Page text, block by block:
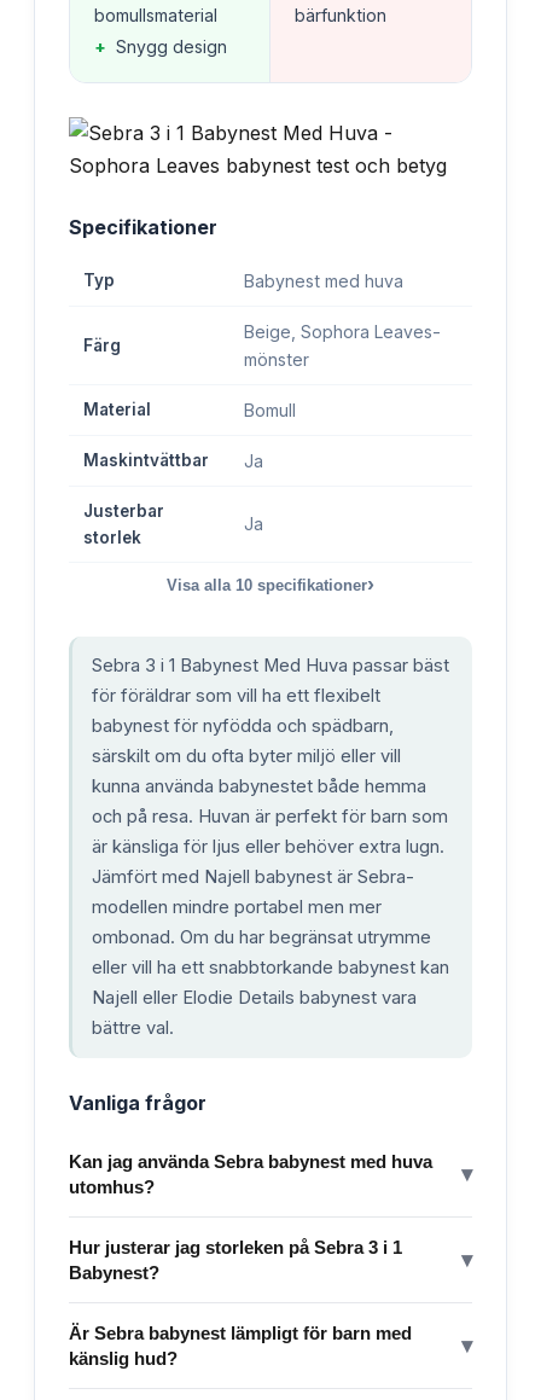
bomullsmaterial
+ Snygg design
bärfunktion
Specifikationer
Typ Babynest med huva
Färg
Beige, Sophora Leaves-
mönster
Material Bomull
Maskintvättbar Ja
Justerbar
storlek
Ja
Visa alla 10 specifikationer›
Sebra 3 i 1 Babynest Med Huva passar bäst
för föräldrar som vill ha ett flexibelt
babynest för nyfödda och spädbarn,
särskilt om du ofta byter miljö eller vill
kunna använda babynestet både hemma
och på resa. Huvan är perfekt för barn som
är känsliga för ljus eller behöver extra lugn.
Jämfört med Najell babynest är Sebra-
modellen mindre portabel men mer
ombonad. Om du har begränsat utrymme
eller vill ha ett snabbtorkande babynest kan
Najell eller Elodie Details babynest vara
bättre val.
Vanliga frågor
Kan jag använda Sebra babynest med huva
utomhus?
▾
Hur justerar jag storleken på Sebra 3 i 1
Babynest?
▾
Är Sebra babynest lämpligt för barn med
känslig hud?
▾